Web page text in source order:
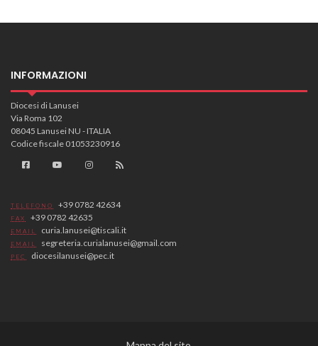
INFORMAZIONI
Diocesi di Lanusei
Via Roma 102
08045 Lanusei NU - ITALIA
Codice fiscale 01053230916
TELEFONO +39 0782 42634
FAX +39 0782 42635
EMAIL curia.lanusei@tiscali.it
EMAIL segreteria.curialanusei@gmail.com
PEC diocesilanusei@pec.it